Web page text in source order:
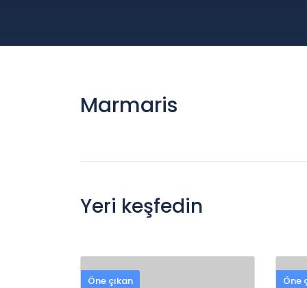
Marmaris
Yeri keşfedin
Öne çıkan Öne